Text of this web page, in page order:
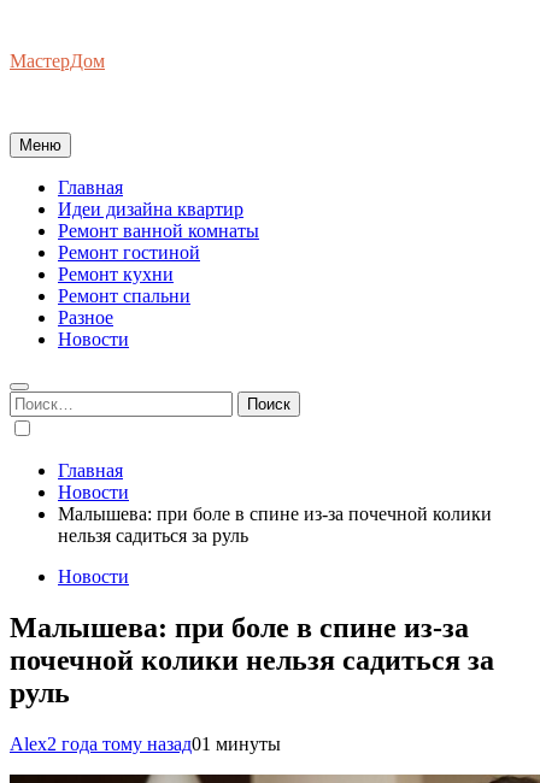
содержимому
МастерДом
Меню
Главная
Идеи дизайна квартир
Ремонт ванной комнаты
Ремонт гостиной
Ремонт кухни
Ремонт спальни
Разное
Новости
Найти:
Главная
Новости
Малышева: при боле в спине из-за почечной колики
нельзя садиться за руль
Новости
Малышева: при боле в спине из-за
почечной колики нельзя садиться за
руль
Alex2 года тому назад01 минуты